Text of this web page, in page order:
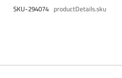
productDetails.sku
SKU-294074